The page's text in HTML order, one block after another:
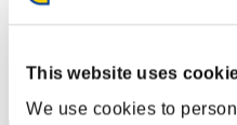
This website uses
We use cookies to
Classifiche
Posizione